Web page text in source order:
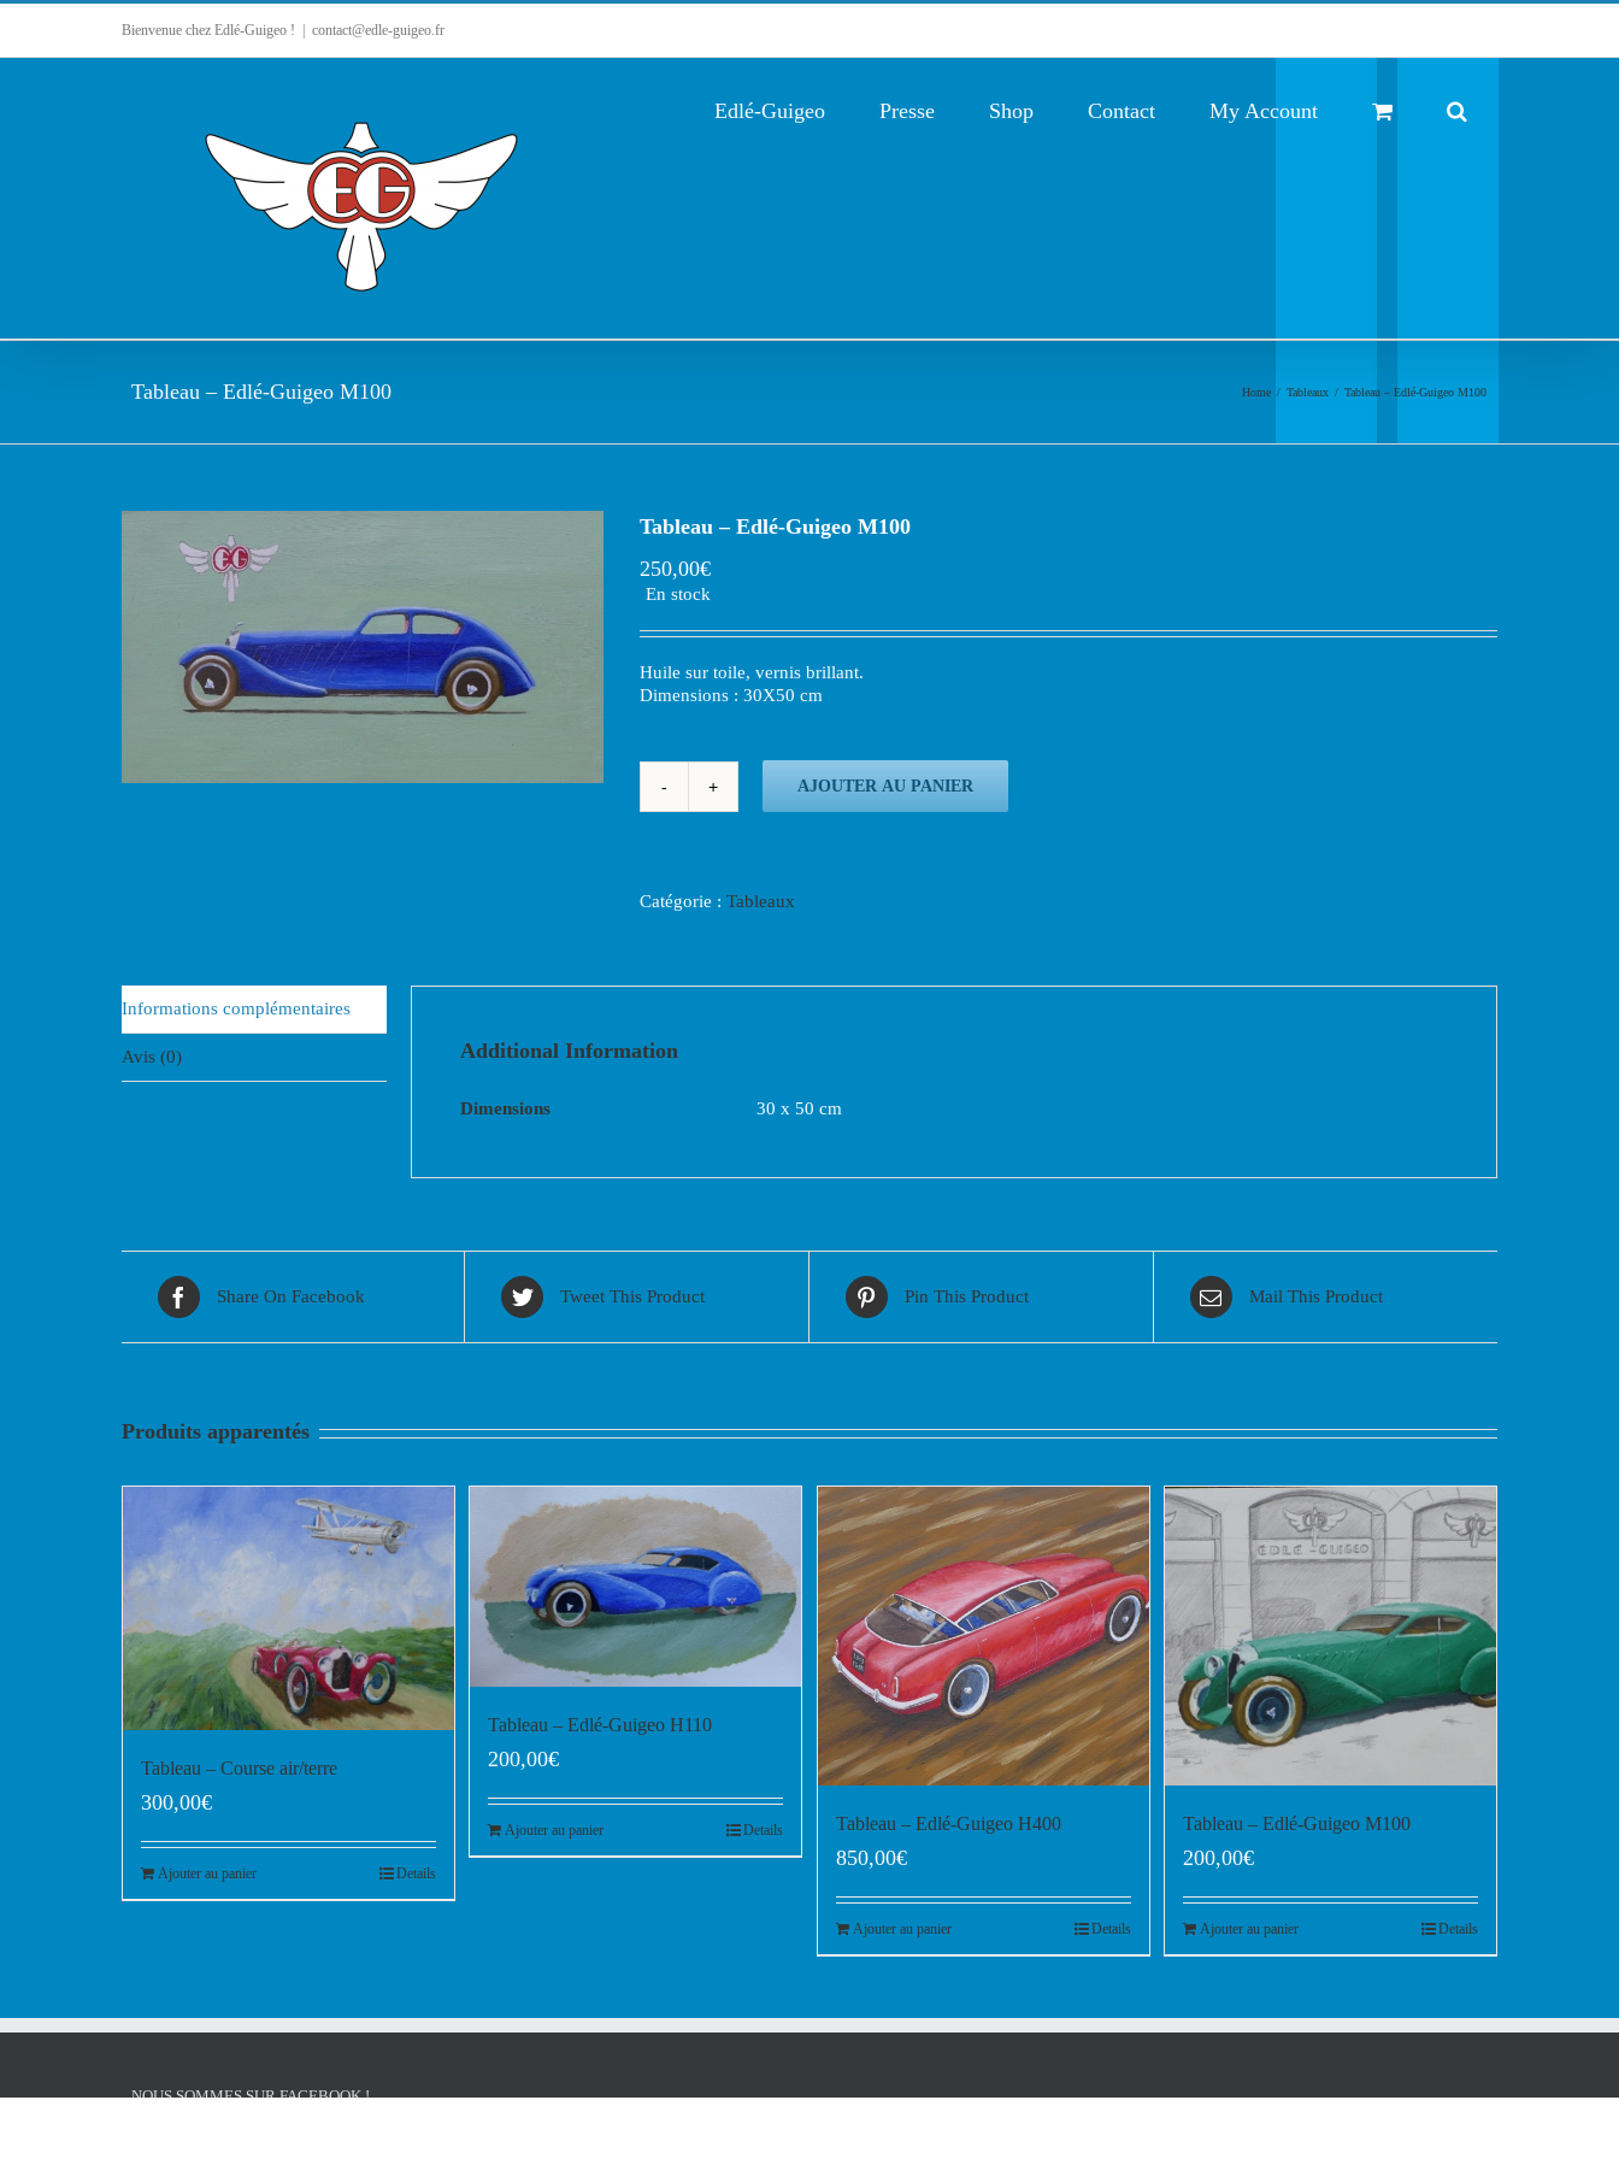
Bienvenue chez Edlé-Guigeo ! contact@edle-guigeo.fr
Edlé-Guigeo Presse Shop Contact My Account
Tableau – Edlé-Guigeo M100 Home / Tableaux / Tableau – Edlé-Guigeo M100
Tableau – Edlé-Guigeo M100
250,00€
En stock
Huile sur toile, vernis brillant.
Dimensions : 30X50 cm
AJOUTER AU PANIER
Catégorie : Tableaux
Informations complémentaires
Avis (0) Additional Information
Dimensions 30 x 50 cm
Share On Facebook Tweet This Product Pin This Product Mail This Product
Produits apparentés
Tableau – Course air/terre
300,00€
Ajouter au panier Details
Tableau – Edlé-Guigeo H110
200,00€
Ajouter au panier Details Tableau – Edlé-Guigeo H400
850,00€
Ajouter au panier Details
Tableau – Edlé-Guigeo M100
200,00€
Ajouter au panier Details
NOUS SOMMES SUR FACEBOOK !